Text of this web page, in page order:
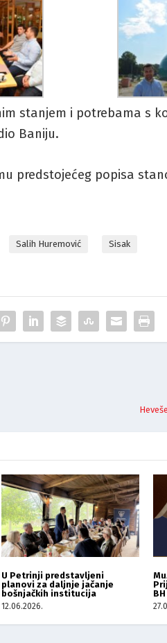
stanjem i potrebama s
Baniju.
predstojećeg popisa
Salih Huremović Sisak
U Petrinji predstavljeni
planovi za daljnje jačanje
bošnjačkih institucija
12.06.2026.